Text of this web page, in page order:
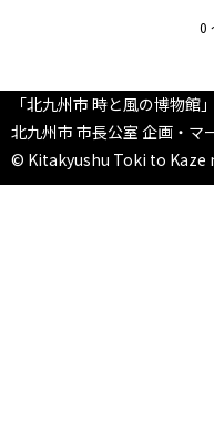
0
「北九州市 時と風の博物館
北九州市 市長公室 企画・マ
© Kitakyushu Toki to Kaze